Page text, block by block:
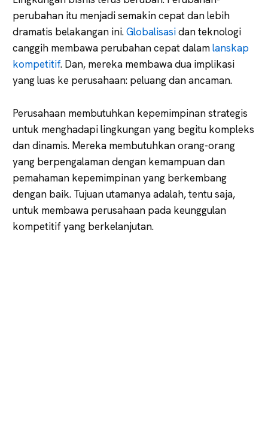
perubahan itu menjadi semakin cepat dan lebih
dramatis belakangan ini.Globalisasidan teknologi
canggih membawa perubahan cepat dalamlanskap
kompetitif. Dan, mereka membawa dua implikasi
yang luas ke perusahaan: peluang dan ancaman.
Perusahaan membutuhkan kepemimpinan strategis
untuk menghadapi lingkungan yang begitu kompleks
dan dinamis. Mereka membutuhkan orang-orang
yang berpengalaman dengan kemampuan dan
pemahaman kepemimpinan yang berkembang
dengan baik. Tujuan utamanya adalah, tentu saja,
untuk membawa perusahaan pada keunggulan
kompetitif yang berkelanjutan.